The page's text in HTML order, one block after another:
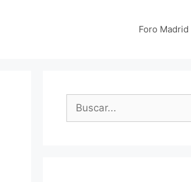
Foro
Buscar: